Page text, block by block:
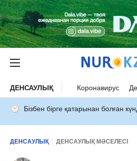
ДЕНСАУЛЫҚ Коронавирус
Бізбен бірге қатарынан болған
ДЕНСАУЛЫҚ ДЕНСАУЛЫҚ МӘСЕЛЕСІ